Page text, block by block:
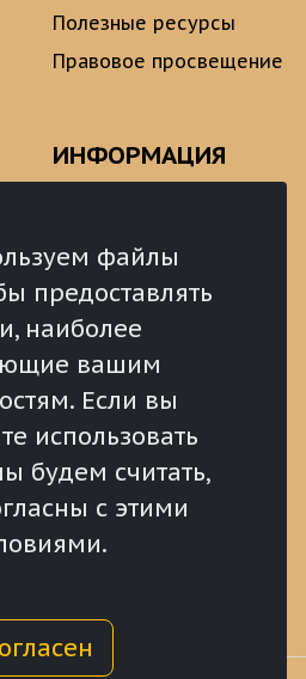
файлы
предоставлять
наиболее
вашим
Если вы
использовать
будем считать,
с этими
Полезные ресурсы
Правовое просвещение
ИНФОРМАЦИЯ
аналитические
материалы
Реализация Послания
Президента РФ
Федеральному
Собранию РФ
Местное
самоуправление
Финансы
Награды